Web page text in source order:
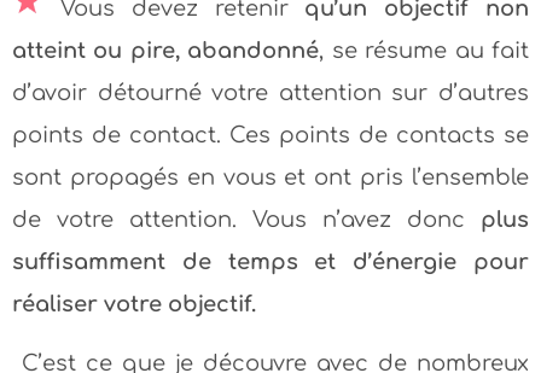
Vous devez retenir qu’un objectif non
atteint ou pire, abandonné, se résume au fait
d’avoir détourné votre attention sur d’autres
points de contact. Ces points de contacts se
sont propagés en vous et ont pris l’ensemble
de votre attention. Vous n’avez donc plus
suffisamment de temps et d’énergie pour
réaliser votre objectif.
C’est ce que je découvre avec de nombreux